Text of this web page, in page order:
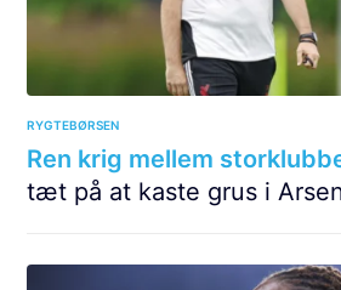
RYGTEBØRSEN
Ren krig mellem
tæt på at kaste grus i